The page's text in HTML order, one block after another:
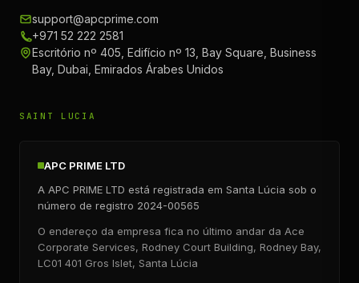
support@apcprime.com
+971 52 222 2581
Escritório nº 405, Edifício nº 13, Bay Square, Business
Bay, Dubai, Emirados Árabes Unidos
SAINT LUCIA
APC PRIME LTD
A APC PRIME LTD está registrada em Santa Lúcia sob o
número de registro 2024-00565
O endereço da empresa fica no último andar da Ace
Corporate Services, Rodney Court Building, Rodney Bay,
LC01 401 Gros Islet, Santa Lúcia